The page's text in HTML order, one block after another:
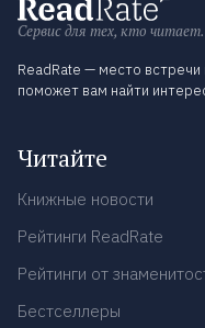
Сервис для тех, кто читает.
ReadRate — место
поможет вам найти
Читайте
Книжные новости
Рейтинги ReadRate
Рейтинги от
Бестселлеры